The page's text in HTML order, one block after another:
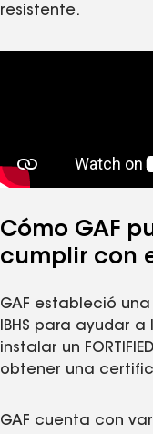
resistente.
Cómo GAF
cumplir con
GAF estableció una
IBHS para ayudar
instalar un
obtener una
GAF cuenta con